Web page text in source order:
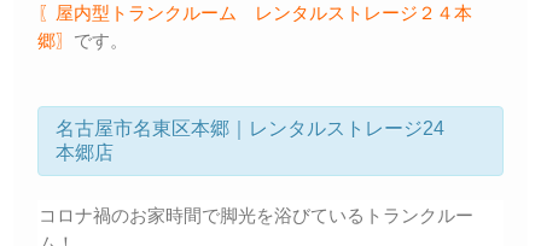
〖屋内型トランクルーム レンタルストレージ２４本
郷〗 です。
名古屋市名東区本郷｜レンタルストレージ24
本郷店
コロナ禍のお家時間で脚光を浴びているトランクルー